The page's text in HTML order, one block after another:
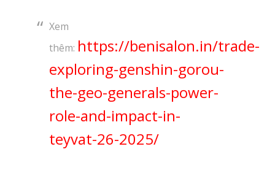
Xem
thêm: https://benisalon.in/trade-
exploring-genshin-gorou-
the-geo-generals-power-
role-and-impact-in-
teyvat-26-2025/